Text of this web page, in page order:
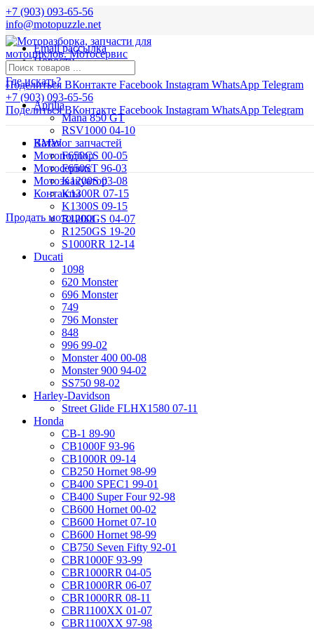
+7 (903) 093-65-56
info@motopuzzle.net
Email рассылка
Новости
Поделиться ВКонтакте Facebook Instagram WhatsApp Telegram
+7 (903) 093-65-56
Поделиться ВКонтакте Facebook Instagram WhatsApp Telegram
Где искать?
Aprilia
Mana 850 GT
RSV1000 04-10
BMW
F650CS 00-05
F650ST 96-03
K1200S 03-08
K1300R 07-15
K1300S 09-15
R1200GS 04-07
R1250GS 19-20
S1000RR 12-14
Ducati
1098
620 Monster
696 Monster
749
796 Monster
848
996 99-02
Monster 400 00-08
Monster 900 94-02
SS750 98-02
Harley-Davidson
Street Glide FLHX1580 07-11
Honda
CB-1 89-90
CB1000F 93-96
CB1000R 09-14
CB250 Hornet 98-99
CB400 SPEC1 99-01
CB400 Super Four 92-98
CB600 Hornet 00-02
CB600 Hornet 07-10
CB600 Hornet 98-99
CB750 Seven Fifty 92-01
CBR1000F 93-99
CBR1000RR 04-05
CBR1000RR 06-07
CBR1000RR 08-11
CBR1100XX 01-07
CBR1100XX 97-98
Каталог запчастей
Мотоподбор
Мотосервис
Мотоэвакуатор
Контакты
Продать мотоцикл